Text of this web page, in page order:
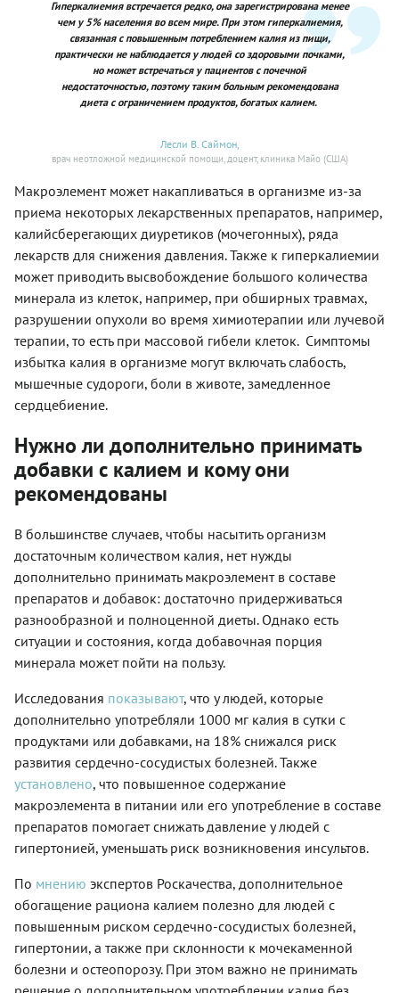
Гиперкалиемия встречается редко, она зарегистрирована менее
чем у 5% населения во всем мире. При этом гиперкалиемия,
связанная с повышенным потреблением калия из пищи,
практически не наблюдается у людей со здоровыми почками,
но может встречаться у пациентов с почечной
недостаточностью, поэтому таким больным рекомендована
диета с ограничением продуктов, богатых калием.
Лесли В. Саймон,
врач неотложной медицинской помощи, доцент, клиника Майо (США)
Макроэлемент может накапливаться в организме из-за
приема некоторых лекарственных препаратов, например,
калийсберегающих диуретиков (мочегонных), ряда
лекарств для снижения давления. Также к гиперкалиемии
может приводить высвобождение большого количества
минерала из клеток, например, при обширных травмах,
разрушении опухоли во время химиотерапии или лучевой
терапии, то есть при массовой гибели клеток. Симптомы
избытка калия в организме могут включать слабость,
мышечные судороги, боли в животе, замедленное
сердцебиение.
Нужно ли дополнительно принимать
добавки с калием и кому они
рекомендованы
В большинстве случаев, чтобы насытить организм
достаточным количеством калия, нет нужды
дополнительно принимать макроэлемент в составе
препаратов и добавок: достаточно придерживаться
разнообразной и полноценной диеты. Однако есть
ситуации и состояния, когда добавочная порция
минерала может пойти на пользу.
Исследования показывают, что у людей, которые
дополнительно употребляли 1000 мг калия в сутки с
продуктами или добавками, на 18% снижался риск
развития сердечно-сосудистых болезней. Также
установлено, что повышенное содержание
макроэлемента в питании или его употребление в составе
препаратов помогает снижать давление у людей с
гипертонией, уменьшать риск возникновения инсультов.
По мнению экспертов Роскачества, дополнительное
обогащение рациона калием полезно для людей с
повышенным риском сердечно-сосудистых болезней,
гипертонии, а также при склонности к мочекаменной
болезни и остеопорозу. При этом важно не принимать